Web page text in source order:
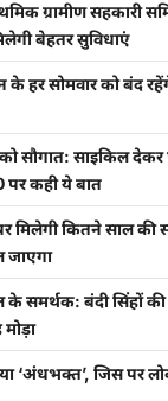
ग्रामीण सहकारी
बेहतर सुविधाएं
हर सोमवार को बंद
सौगात: साइकिल
कही ये बात
मिलेगी कितने साल की
जाएगा
समर्थक: बंदी सिंहों की
‘अंधभक्त’, जिस पर